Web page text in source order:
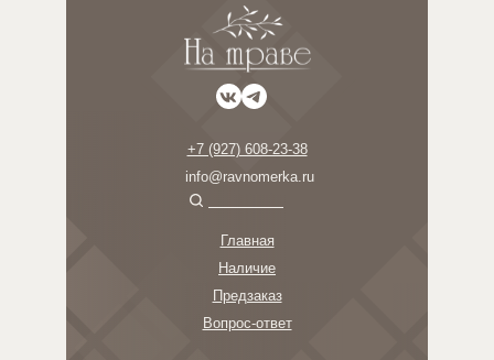
+7 (927) 608-23-38
info@ravnomerka.ru
Главная
Наличие
Вопрос-ответ
Предзаказ